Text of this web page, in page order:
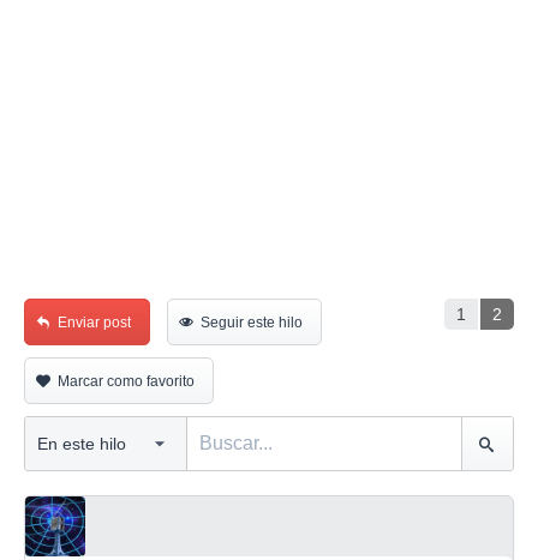
1 2
Enviar post Seguir este hilo
Marcar como favorito